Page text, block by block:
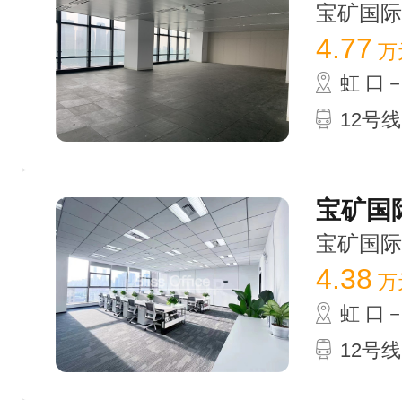
宝矿国
4.77 万
虹 口
12号
宝矿国
宝矿国
4.38 万
虹 口
12号